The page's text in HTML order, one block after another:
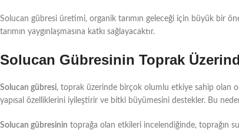
Solucan gübresi üretimi, organik tarımın geleceği için büyük bir
tarımın yaygınlaşmasına katkı sağlayacaktır.
Solucan Gübresinin Toprak
Solucan gübresi, toprak üzerinde birçok olumlu etkiye sahip olan
yapısal özelliklerini iyileştirir ve bitki büyümesini destekler. Bu
Solucan gübresinin toprağa olan etkileri incelendiğinde, toprağın